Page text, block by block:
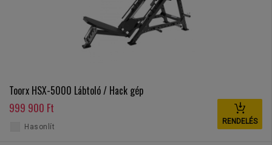
Toorx HSX-5000 Lábtoló / Hack gép
999 900 Ft
RENDELÉS
Hasonlít